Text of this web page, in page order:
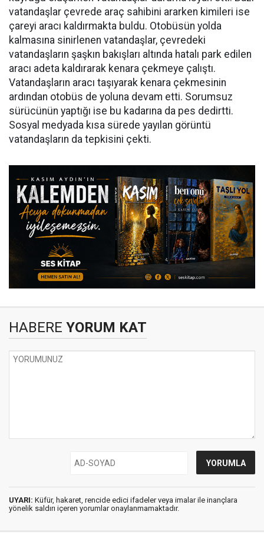
vatandaşlar çevrede araç sahibini ararken kimileri ise
çareyi aracı kaldırmakta buldu. Otobüsün yolda
kalmasına sinirlenen vatandaşlar, çevredeki
vatandaşların şaşkın bakışları altında hatalı park edilen
aracı adeta kaldırarak kenara çekmeye çalıştı.
Vatandaşların aracı taşıyarak kenara çekmesinin
ardından otobüs de yoluna devam etti. Sorumsuz
sürücünün yaptığı ise bu kadarına da pes dedirtti.
Sosyal medyada kısa sürede yayılan görüntü
vatandaşların da tepkisini çekti.
HABERE YORUM KAT
UYARI: Küfür, hakaret, rencide edici ifadeler veya imalar ile inançlara
yönelik saldırı içeren yorumlar onaylanmamaktadır.